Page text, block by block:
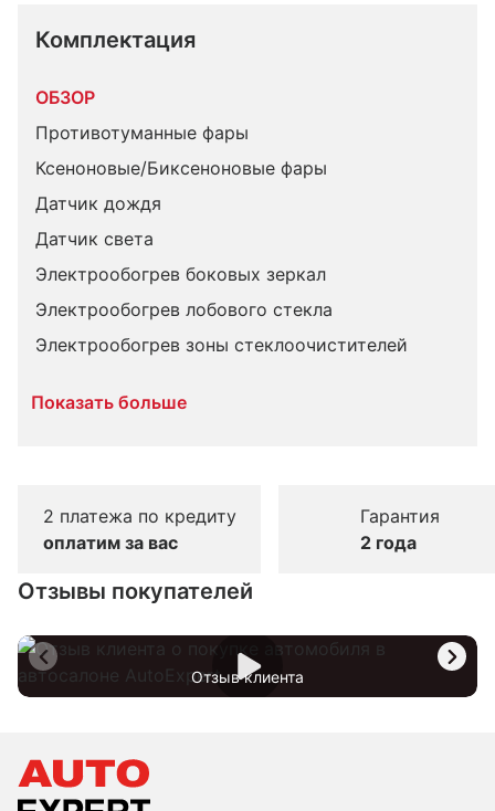
Комплектация
ОБЗОР
Противотуманные фары
Ксеноновые/Биксеноновые фары
Датчик дождя
Датчик света
Электрообогрев боковых зеркал
Электрообогрев лобового стекла
Электрообогрев зоны стеклоочистителей
Показать больше
2 платежа по кредиту
оплатим за вас
Гарантия
2 года
Отзывы покупателей
Отзыв клиента